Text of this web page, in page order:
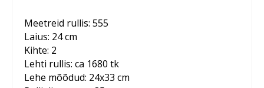
Meetreid rullis: 555
Laius: 24 cm
Kihte: 2
Lehti rullis: ca 1680 tk
Lehe mõõdud: 24x33 cm